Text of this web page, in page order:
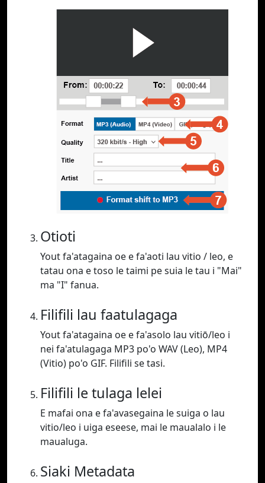
Otioti
Yout fa'atagaina oe e fa'aoti lau vitio / leo, e
tatau ona e toso le taimi pe suia le tau i "Mai"
ma "I" fanua.
Filifili lau faatulagaga
Yout fa'atagaina oe e fa'asolo lau vitiō/leo i
nei fa'atulagaga MP3 po'o WAV (Leo), MP4
(Vitio) po'o GIF. Filifili se tasi.
Filifili le tulaga lelei
E mafai ona e fa'avasegaina le suiga o lau
vitio/leo i uiga eseese, mai le maualalo i le
maualuga.
Siaki Metadata